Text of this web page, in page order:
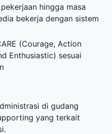
hingga masa
bekerja dengan sistem
(Courage, Action
Enthusiastic) sesuai
di gudang
yang terkait